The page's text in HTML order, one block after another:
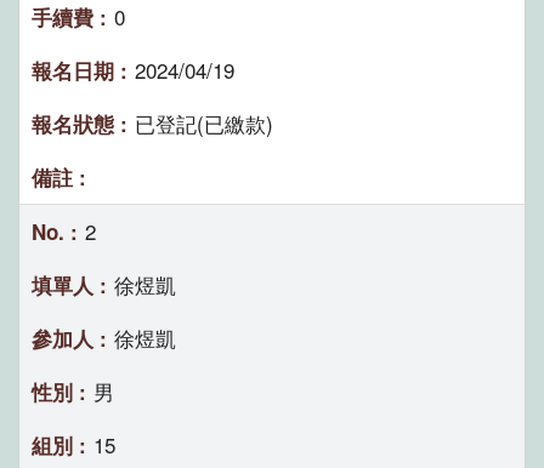
0
2024/04/19
已登記(已繳款)
2
徐煜凱
徐煜凱
男
15